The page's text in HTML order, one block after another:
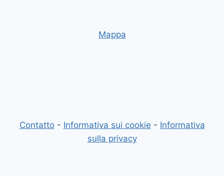
Mappa
Contatto- Informativa sui cookie - Informativa
sulla privacy